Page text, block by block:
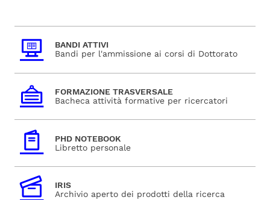
BANDI ATTIVI
Bandi per l'ammissione ai corsi di Dottorato
FORMAZIONE TRASVERSALE
Bacheca attività formative per ricercatori
PHD NOTEBOOK
Libretto personale
IRIS
Archivio aperto dei prodotti della ricerca